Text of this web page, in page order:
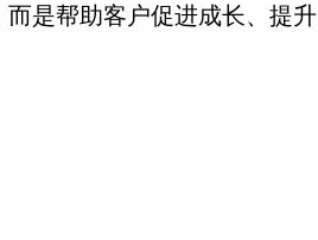
是帮助客户促进成长、提升